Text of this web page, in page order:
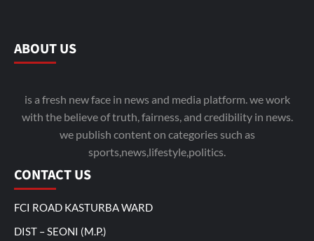
ABOUT US
is a fresh new face in news and media platform. we work
with the believe of truth, fairness, and credibility in news.
we publish content on categories such as
sports,news,lifestyle,politics.
CONTACT US
FCI ROAD KASTURBA WARD
DIST – SEONI (M.P.)